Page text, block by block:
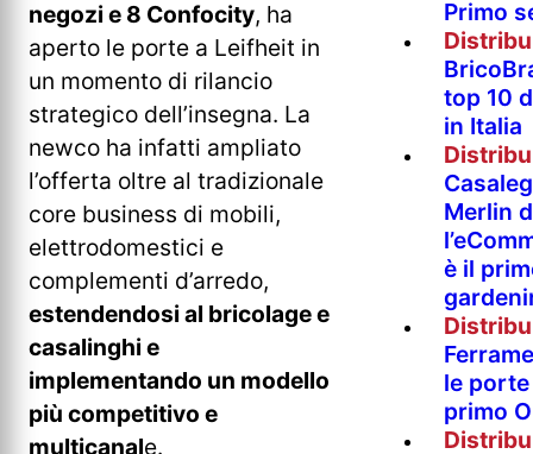
negozi e 8 Confocity, ha
aperto le porte a Leifheit in
un momento di rilancio
strategico dell’insegna. La
newco ha infatti ampliato
l’offerta oltre al tradizionale
core business di mobili,
elettrodomestici e
complementi d’arredo,
estendendosi al bricolage e
casalinghi e
implementando un modello
più competitivo e
multicanale.
Primo
top 10
in Italia
Merlin
è il
le
primo